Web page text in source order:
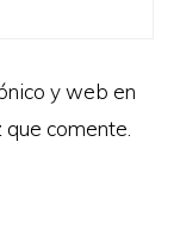
y web en
comente.